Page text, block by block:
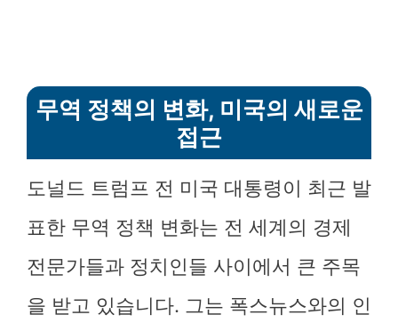
무역 정책의 변화, 미국의 새로운
접근
도널드 트럼프 전 미국 대통령이 최근 발
표한 무역 정책 변화는 전 세계의 경제
전문가들과 정치인들 사이에서 큰 주목
을 받고 있습니다. 그는 폭스뉴스와의 인